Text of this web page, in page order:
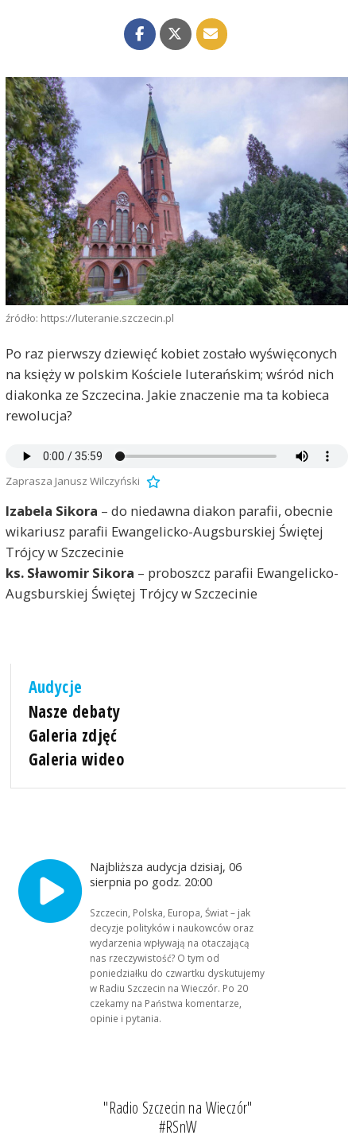
źródło: https://luteranie.szczecin.pl
Po raz pierwszy dziewięć kobiet zostało wyświęconych
na księży w polskim Kościele luterańskim; wśród nich
diakonka ze Szczecina. Jakie znaczenie ma ta kobieca
rewolucja?
Zaprasza Janusz Wilczyński
Izabela Sikora – do niedawna diakon parafii, obecnie
wikariusz parafii Ewangelicko-Augsburskiej Świętej
Trójcy w Szczecinie
ks. Sławomir Sikora – proboszcz parafii Ewangelicko-
Augsburskiej Świętej Trójcy w Szczecinie
Audycje
Nasze debaty
Galeria zdjęć
Galeria wideo
Najbliższa audycja dzisiaj, 06
sierpnia po godz. 20:00
Szczecin, Polska, Europa, Świat – jak
decyzje polityków i naukowców oraz
wydarzenia wpływają na otaczającą
nas rzeczywistość? O tym od
poniedziałku do czwartku dyskutujemy
w Radiu Szczecin na Wieczór. Po 20
czekamy na Państwa komentarze,
opinie i pytania.
"Radio Szczecin na Wieczór"
#RSnW